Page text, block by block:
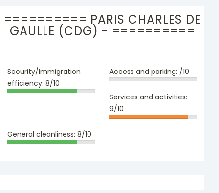
========== PARIS CHARLES DE
GAULLE (CDG) - ==========
Security/Immigration
efficiency: 8/10
Access and parking: /10
Services and activities:
9/10
General cleanliness: 8/10